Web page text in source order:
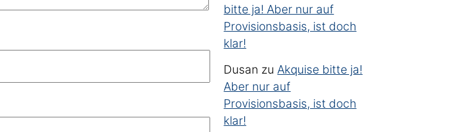
bitte ja! Aber nur auf
Provisionsbasis, ist doch
klar!
Dusan zu Akquise bitte ja!
Aber nur auf
Provisionsbasis, ist doch
klar!